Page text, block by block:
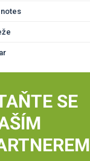
SE